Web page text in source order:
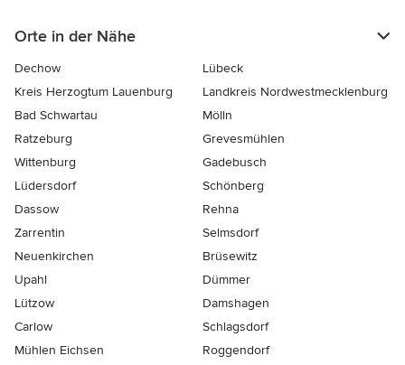
Orte in der Nähe
Dechow
Lübeck
Kreis Herzogtum Lauenburg
Landkreis Nordwestmecklenburg
Bad Schwartau
Mölln
Ratzeburg
Grevesmühlen
Wittenburg
Gadebusch
Lüdersdorf
Schönberg
Dassow
Rehna
Zarrentin
Selmsdorf
Neuenkirchen
Brüsewitz
Upahl
Dümmer
Lützow
Damshagen
Carlow
Schlagsdorf
Mühlen Eichsen
Roggendorf